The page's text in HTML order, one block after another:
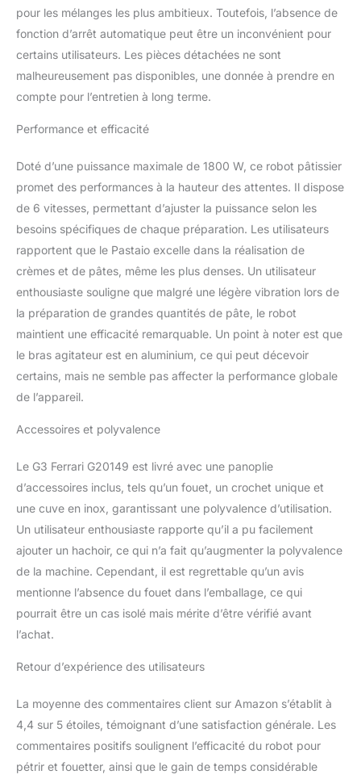
pare-éclaboussures
transparent : fouet en
inox pour monter la
crème et les blancs en
neige, crochet pétrisseur
en aluminium pour les
crèmes. Le pare-
garder le plan de travail
plus propre 6 vitesses +
fonction Pulse : les 6
vitesses permettent
d’adapter le rythme au
type de pâte, tandis que
la fonction Pulse apporte
plus d’intensité lors des
étapes qui le nécessitent
Stabilité et sécurité : les
pieds à ventouse
contribuent à stabiliser
involontaires
pour les mélanges les plus ambitieux. Toutefois, l’absence de
fonction d’arrêt automatique peut être un inconvénient pour
certains utilisateurs. Les pièces détachées ne sont
malheureusement pas disponibles, une donnée à prendre en
compte pour l’entretien à long terme.
Performance et efficacité
Doté d’une puissance maximale de 1800 W, ce robot pâtissier
promet des performances à la hauteur des attentes. Il dispose
de 6 vitesses, permettant d’ajuster la puissance selon les
besoins spécifiques de chaque préparation. Les utilisateurs
rapportent que le Pastaio excelle dans la réalisation de
crèmes et de pâtes, même les plus denses. Un utilisateur
enthousiaste souligne que malgré une légère vibration lors de
la préparation de grandes quantités de pâte, le robot
maintient une efficacité remarquable. Un point à noter est que
le bras agitateur est en aluminium, ce qui peut décevoir
certains, mais ne semble pas affecter la performance globale
de l’appareil.
Accessoires et polyvalence
Le G3 Ferrari G20149 est livré avec une panoplie
d’accessoires inclus, tels qu’un fouet, un crochet unique et
une cuve en inox, garantissant une polyvalence d’utilisation.
Un utilisateur enthousiaste rapporte qu’il a pu facilement
ajouter un hachoir, ce qui n’a fait qu’augmenter la polyvalence
de la machine. Cependant, il est regrettable qu’un avis
mentionne l’absence du fouet dans l’emballage, ce qui
pourrait être un cas isolé mais mérite d’être vérifié avant
l’achat.
Retour d’expérience des utilisateurs
La moyenne des commentaires client sur Amazon s’établit à
4,4 sur 5 étoiles, témoignant d’une satisfaction générale. Les
commentaires positifs soulignent l’efficacité du robot pour
pétrir et fouetter, ainsi que le gain de temps considérable